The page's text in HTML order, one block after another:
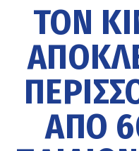
κυρίως
περιεχόμενο
ΤΟΝ
ΑΠΌ